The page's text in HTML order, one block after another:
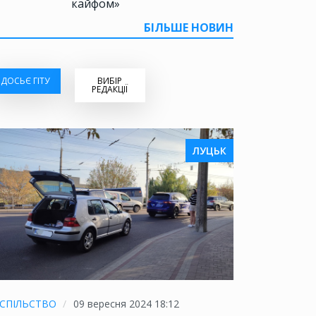
кайфом»
БІЛЬШЕ НОВИН
ДОСЬЄ ГІТУ ВИБІР
РЕДАКЦІЇ
ЛУЦЬК
09 вересня 2024 18:12